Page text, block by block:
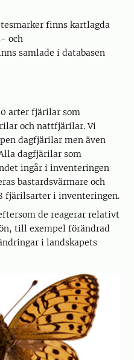
finns kartlagda
och
samlade i databasen
arter fjärilar som
och nattfjärilar. Vi
dagfjärilar men även
dagfjärilar som
ingår i inventeringen
bastardsvärmare och
fjärilsarter i inventeringen.
de reagerar relativt
till exempel förändrad
i landskapets